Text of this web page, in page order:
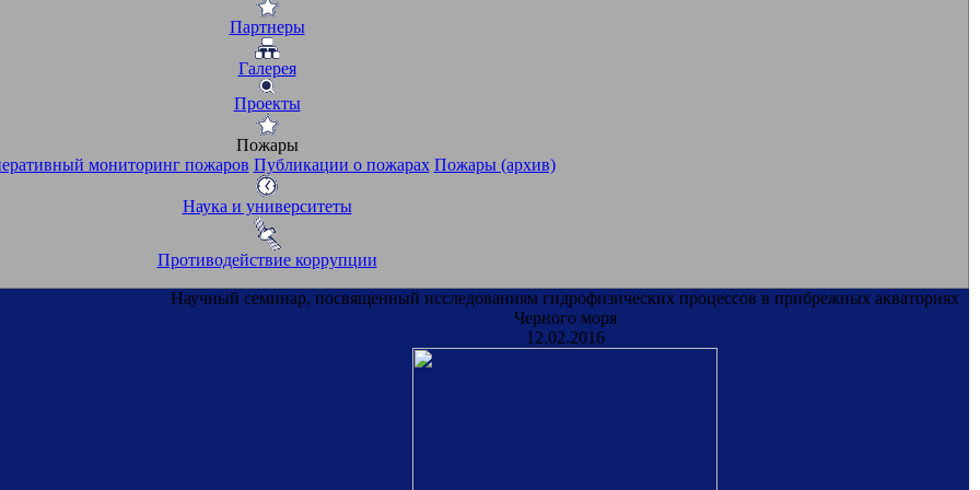
Партнеры
Галерея
Проекты
Пожары
мониторинг пожаров Публикации о пожарах Пожары (архив)
Наука и университеты
Противодействие коррупции
Научный семинар, посвященный исследованиям гидрофизических процессов в прибрежных акваториях
Черного моря
12.02.2016